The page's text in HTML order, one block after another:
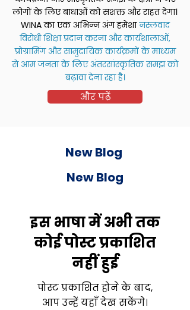
लोगों के लिए बाधाओं को सशक्त और राहत देगा।
WINA का एक अभिन्न अंग हमेशानस्लवाद
विरोधी शिक्षा प्रदान करना और कार्यशालाओं,
प्रोग्रामिंग और सामुदायिक कार्यक्रमों के माध्यम
से आम जनता के लिए अंतरसांस्कृतिक समझ को
बढ़ावा देना रहा है।
और पढ़ें
New Blog
New Blog
इस भाषा में अभी तक
कोई पोस्ट प्रकाशित
नहीं हुई
पोस्ट प्रकाशित होने के बाद,
आप उन्हें यहाँ देख सकेंगे।